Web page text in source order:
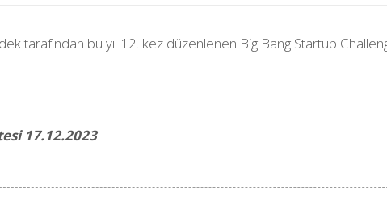
tarafından bu yıl 12. kez düzenlenen Big Bang Startup
17.12.2023